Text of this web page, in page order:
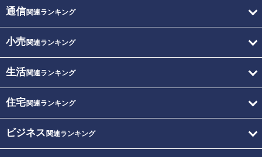
通信関連ランキング
小売関連ランキング
生活関連ランキング
住宅関連ランキング
ビジネス 関連ランキング